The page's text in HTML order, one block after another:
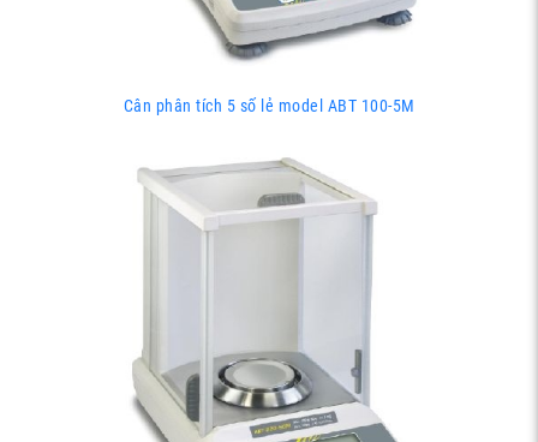
Cân phân tích 5 số lẻ model ABT 100-5M